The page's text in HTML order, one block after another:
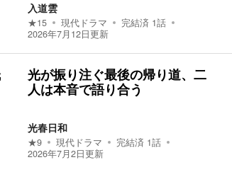
入道雲
★15 現代ドラマ 完結済 1話
2026年7月12日更新
光が振り注ぐ最後の帰り道、二
人は本音で語り合う
光春日和
★9 現代ドラマ 完結済 1話
2026年7月2日更新